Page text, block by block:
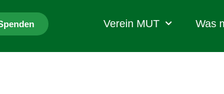
Verein MUT Was